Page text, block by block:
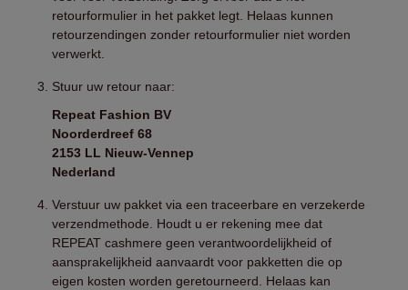
retourformulier in het pakket legt. Helaas kunnen
retourzendingen zonder retourformulier niet worden
verwerkt.
Stuur uw retour naar:
Repeat Fashion BV
Noorderdreef 68
2153 LL Nieuw-Vennep
Nederland
Verstuur uw pakket via een traceerbare en verzekerde
verzendmethode. Houdt u er rekening mee dat
REPEAT cashmere geen verantwoordelijkheid of
aansprakelijkheid aanvaardt voor pakketten die op
eigen kosten worden geretourneerd. Helaas kan